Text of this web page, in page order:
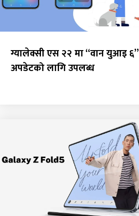
ग्यालेक्सी एस २२ मा “वान युआइ ६”
अपडेटको लागि उपलब्ध